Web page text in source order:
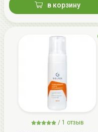
в корзину
/ 1 отзыв